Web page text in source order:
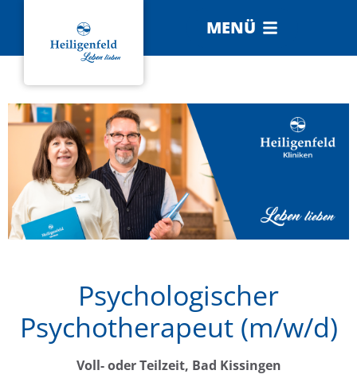
MENÜ
Psychologischer
Psychotherapeut (m/w/d)
Voll- oder Teilzeit, Bad Kissingen